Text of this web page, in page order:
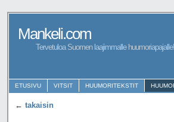
Mankeli.com
Tervetuloa Suomen laajimmalle huumoriapajalle!
ETUSIVU VITSIT HUUMORITEKSTIT
← takaisin